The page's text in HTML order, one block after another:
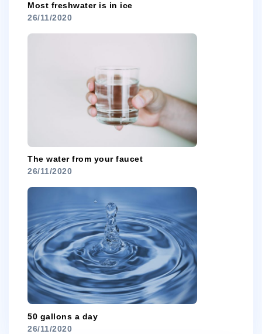
Most freshwater is in ice
26/11/2020
The water from your faucet
26/11/2020
50 gallons a day
26/11/2020